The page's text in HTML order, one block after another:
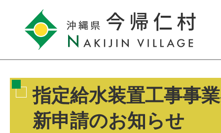
指定給水装置工事事
新申請のお知らせ